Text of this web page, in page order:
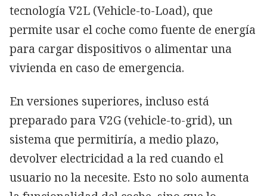
tecnología V2L (Vehicle-to-Load), que
permite usar el coche como fuente de energía
para cargar dispositivos o alimentar una
vivienda en caso de emergencia.
En versiones superiores, incluso está
preparado para V2G (vehicle-to-grid), un
sistema que permitiría, a medio plazo,
devolver electricidad a la red cuando el
usuario no la necesite. Esto no solo aumenta